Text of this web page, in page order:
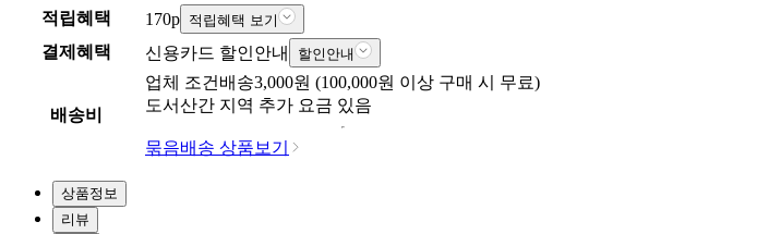
적립혜택
170p 적립혜택 보기
결제혜택 신용카드 할인안내 할인안내
배송비
업체 조건배송3,000원 (100,000원 이상 구매 시 무료)
도서산간 지역 추가 요금 있음
묶음배송 상품보기
상품정보
리뷰